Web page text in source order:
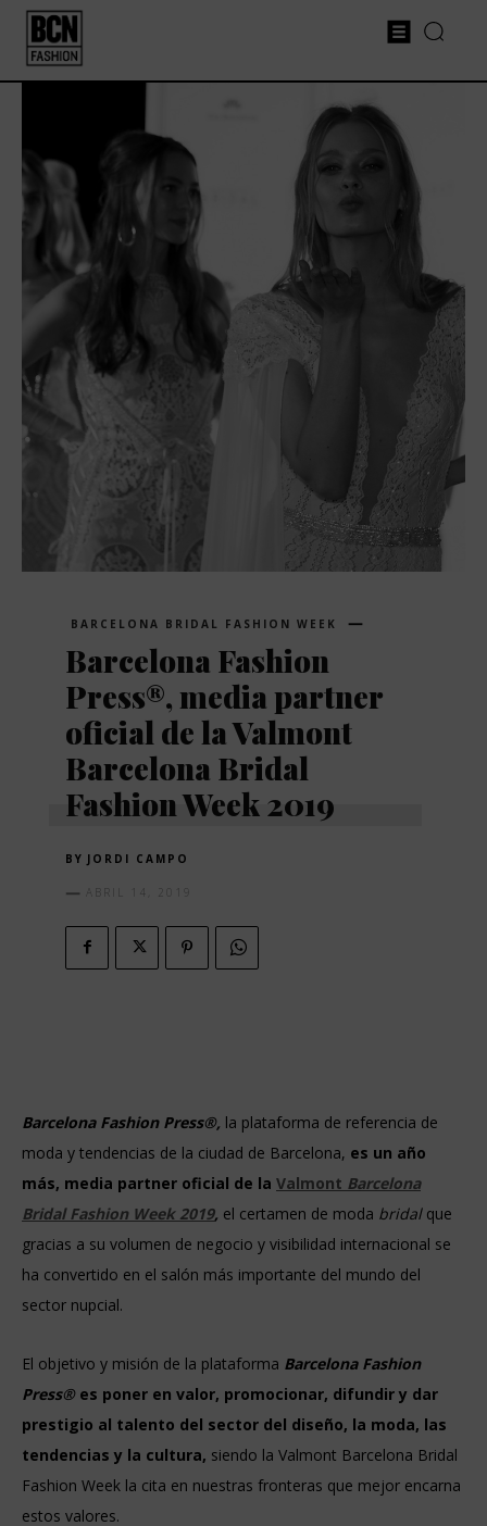
BARCELONA BRIDAL FASHION WEEK
Barcelona Fashion
Press®, media partner
oficial de la Valmont
Barcelona Bridal
Fashion Week 2019
BY JORDI CAMPO
ABRIL 14, 2019
Barcelona Fashion Press®, la plataforma de referencia de
moda y tendencias de la ciudad de Barcelona, es un año
más, media partner oficial de la Valmont Barcelona
Bridal Fashion Week 2019, el certamen de moda bridalque
gracias a su volumen de negocio y visibilidad internacional se
ha convertido en el salón más importante del mundo del
sector nupcial.
El objetivo y misión de la plataforma Barcelona Fashion
Press® es poner en valor, promocionar, difundir y dar
prestigio al talento del sector del diseño, la moda, las
tendencias y la cultura, siendo la Valmont Barcelona Bridal
Fashion Week la cita en nuestras fronteras que mejor encarna
estos valores.